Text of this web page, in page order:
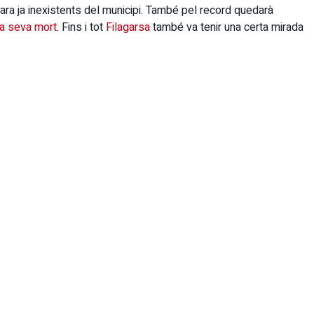
ja inexistents del municipi. També pel record quedarà
seva mort. Fins i tot Filagarsatambé va tenir una certa mirada